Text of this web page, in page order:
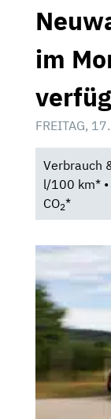
im
FREITAG,
Verbrauch
l/100 km*
CO2*